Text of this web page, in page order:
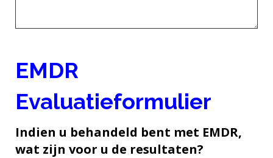
EMDR
Evaluatieformulier
Indien u behandeld bent met EMDR,
wat zijn voor u de resultaten?